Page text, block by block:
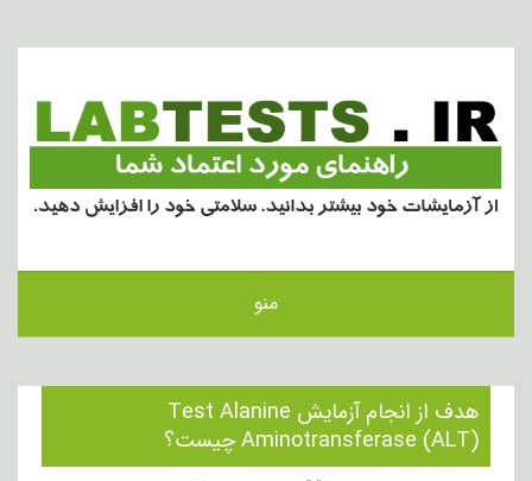
منو
هدف از انجام آزمایش Test Alanine
Aminotransferase (ALT) چیست؟